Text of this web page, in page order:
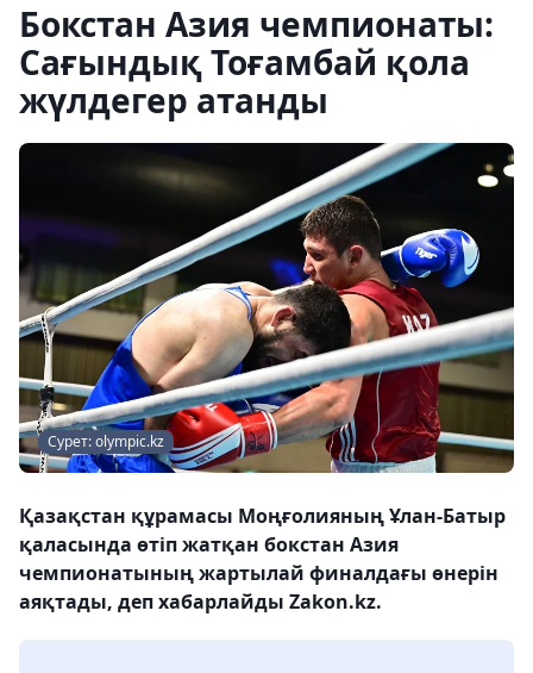
Бокстан Азия чемпионаты:
Сағындық Тоғамбай қола
жүлдегер атанды
Сурет: olympic.kz
Қазақстан құрамасы Моңғолияның Ұлан-Батыр
қаласында өтіп жатқан бокстан Азия
чемпионатының жартылай финалдағы өнерін
аяқтады, деп хабарлайды Zakon.kz.